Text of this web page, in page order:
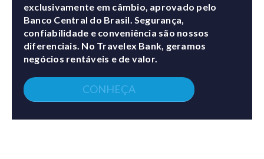
exclusivamente em câmbio, aprovado pelo
Banco Central do Brasil. Segurança,
confiabilidade e conveniência são nossos
diferenciais. No Travelex Bank, geramos
negócios rentáveis e de valor.
CONHEÇA